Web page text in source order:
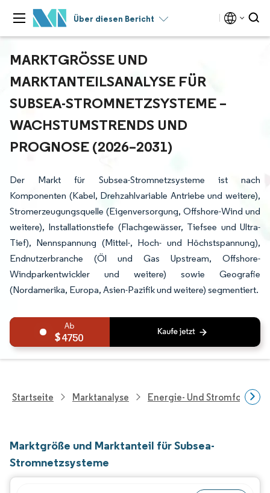
Über diesen Bericht
MARKTGRÖSSE UND M
ARKTANTEILSANALYSE FÜR S
UBSEA-STROMNETZSYSTEME – W
ACHSTUMSTRENDS UND P
ROGNOSE (2026–2031)
Der Markt für Subsea-Stromnetzsysteme ist nach
Komponenten (Kabel, Drehzahlvariable Antriebe und weitere),
Stromerzeugungsquelle (Eigenversorgung, Offshore-Wind und
weitere), Installationstiefe (Flachgewässer, Tiefsee und Ultra-
Tief), Nennspannung (Mittel-, Hoch- und Höchstspannung),
Endnutzerbranche (Öl und Gas Upstream, Offshore-
Windparkentwickler und weitere) sowie Geografie
(Nordamerika, Europa, Asien-Pazifik und weitere) segmentiert.
4750
Startseite Marktanalyse Energie- Und
Marktgröße und Marktanteil für Subsea-
Stromnetzsysteme